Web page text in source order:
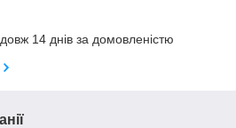
14 днів за домовленістю